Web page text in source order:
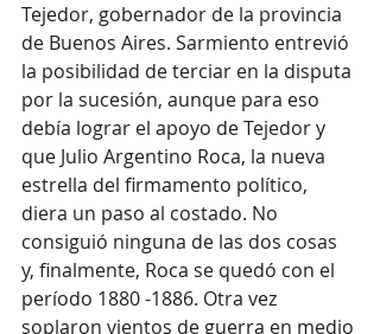
Tejedor, gobernador de la provincia
de Buenos Aires. Sarmiento entrevió
la posibilidad de terciar en la disputa
por la sucesión, aunque para eso
debía lograr el apoyo de Tejedor y
que Julio Argentino Roca, la nueva
estrella del firmamento político,
diera un paso al costado. No
consiguió ninguna de las dos cosas
y, finalmente, Roca se quedó con el
período 1880 -1886. Otra vez
soplaron vientos de guerra en medio